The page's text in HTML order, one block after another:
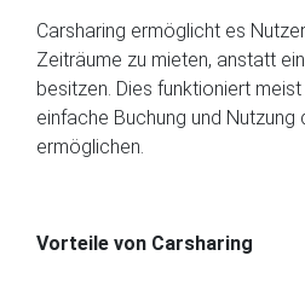
Carsharing ermöglicht es
Zeiträume zu mieten, anstatt
besitzen. Dies funktioniert
einfache Buchung und Nutzung
ermöglichen.
Vorteile von Carsharing